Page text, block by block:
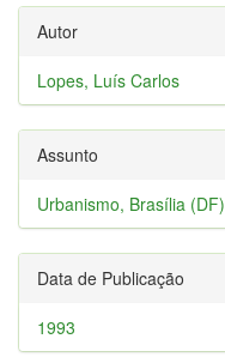
Autor
Lopes, Luís Carlos
Assunto
Urbanismo, Brasília (DF)
Data de Publicação
1993